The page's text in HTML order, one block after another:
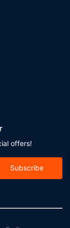
horas)
offers!
Subscribe